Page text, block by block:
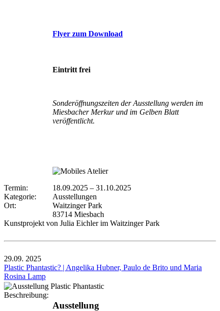
Flyer zum Download
Eintritt frei
Sonderöffnungszeiten der Ausstellung werden im
Miesbacher Merkur und im Gelben Blatt
veröffentlicht.
Termin: 18.09.2025 – 31.10.2025
Kategorie:
Ausstellungen
Ort:
Waitzinger Park
83714 Miesbach
Kunstprojekt von Julia Eichler im Waitzinger Park
29.09. 2025
Plastic Phantastic? | Angelika Hubner, Paulo de Brito und Maria
Rosina Lamp
Beschreibung:
Ausstellung